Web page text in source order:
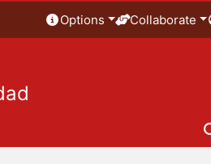
Options Collaborate